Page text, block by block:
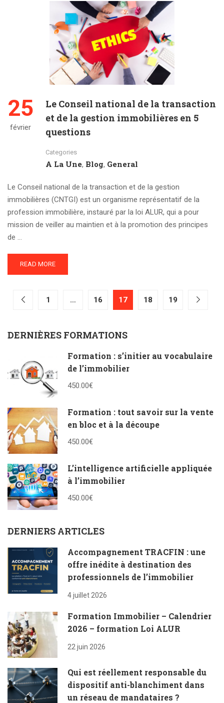
25
février
Le Conseil national de la transaction
et de la gestion immobilières en 5
questions
Categories
A La Une, Blog, General
Le Conseil national de la transaction et de la gestion
immobilières (CNTGI) est un organisme représentatif de la
profession immobilière, instauré par la loi ALUR, qui a pour
mission de veiller au maintien et à la promotion des principes
de …
READ MORE
1 … 16 17 18 19
DERNIÈRES FORMATIONS
Formation : s’initier au vocabulaire
de l’immobilier
450.00€
Formation : tout savoir sur la vente
en bloc et à la découpe
450.00€
L’intelligence artificielle appliquée
à l’immobilier
450.00€
DERNIERS ARTICLES
Accompagnement TRACFIN : une
offre inédite à destination des
professionnels de l’immobilier
4 juillet 2026
Formation Immobilier – Calendrier
2026 – formation Loi ALUR
22 juin 2026
Qui est réellement responsable du
dispositif anti-blanchiment dans
un réseau de mandataires ?